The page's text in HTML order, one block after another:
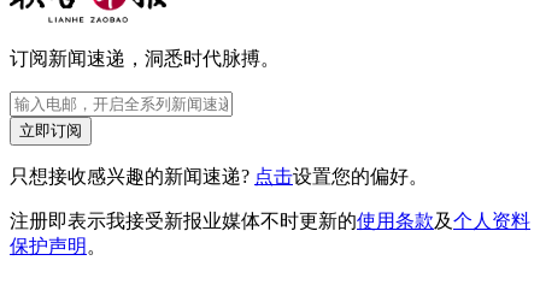
订阅新闻速递，洞悉时代脉搏。
立即订阅
只想接收感兴趣的新闻速递? 点击设置您的偏好。
注册即表示我接受新报业媒体不时更新的使用条款及个人资料
保护声明 。